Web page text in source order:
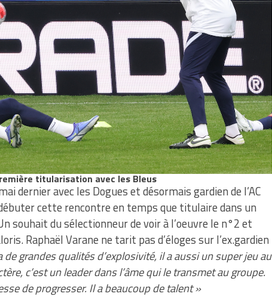
titularisation avec les Bleus
dernier avec les Dogues et désormais gardien de l’AC
cette rencontre en temps que titulaire dans un
souhait du sélectionneur de voir à l’oeuvre le n°2 et
Raphaël Varane ne tarit pas d’éloges sur l’ex.gardien
de grandes qualités d’explosivité, il a aussi un super jeu au
c’est un leader dans l’âme qui le transmet au groupe.
de progresser. Il a beaucoup de talent »